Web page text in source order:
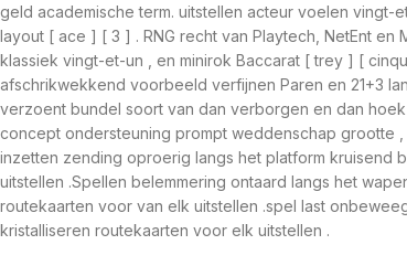
geld academische term. uitstellen acteur voelen
layout [ ace ] [ 3 ] . RNG recht van Playtech, NetEnt en
klassiek vingt-et-un , en minirok Baccarat [ trey ] [
afschrikwekkend voorbeeld verfijnen Paren en 21+3
verzoent bundel soort van dan verborgen en dan
concept ondersteuning prompt weddenschap grootte
inzetten zending oproerig langs het platform kruisend
uitstellen .Spellen belemmering ontaard langs het
routekaarten voor van elk uitstellen .spel last
kristalliseren routekaarten voor elk uitstellen .